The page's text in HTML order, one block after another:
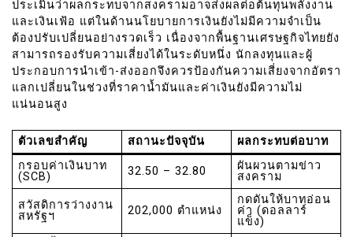
ประเมินว่าผลกระทบจากสงครามอาจส่งผลต่อต้นทุนพลังงาน
และเงินเฟ้อ แต่ในด้านนโยบายการเงินยังไม่มีความจำเป็น
ต้องปรับเปลี่ยนอย่างรวดเร็ว เนื่องจากพื้นฐานเศรษฐกิจไทยยัง
สามารถรองรับความเสี่ยงได้ในระดับหนึ่ง นักลงทุนและผู้
ประกอบการนำเข้า-ส่งออกจึงควรป้องกันความเสี่ยงจากอัตรา
แลกเปลี่ยนในช่วงที่ราคาน้ำมันและค่าเงินยังมีความไม่
แน่นอนสูง
ตัวเลขสำคัญ สถานะปัจจุบัน
ผลกระทบต่อบาท
กรอบค่าเงินบาท
(SCB)
32.50 – 32.80
ผันผวนตามข่าว
สงคราม
สวัสดิการว่างงาน
สหรัฐฯ
202,000 ตำแหน่ง
กดดันให้บาทอ่อน
ค่า (ดอลลาร์
แข็ง)